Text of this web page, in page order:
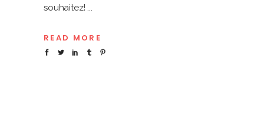
souhaitez!
READ MORE